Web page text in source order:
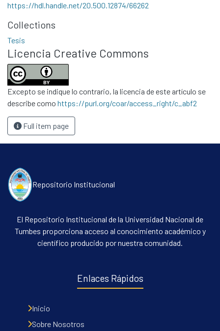
https://hdl.handle.net/20.500.12874/66262
Collections
Tesis
Licencia Creative Commons
Excepto se indique lo contrario, la licencia de este artículo se
describe como https://purl.org/coar/access_right/c_abf2
Full item page
Repositorio Institucional
El Repositorio Institucional de la Universidad Nacional de
Tumbes proporciona acceso al conocimiento académico y
científico producido por nuestra comunidad.
Enlaces Rápidos
Inicio
Sobre Nosotros